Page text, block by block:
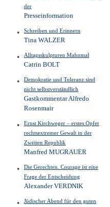
der
Presseinformation
Schreiben und Erinnern
Tina WALZER
Alltagsskulpturen Mahnmal
Catrin BOLT
Demokratie und Toleranz sind
nicht selbstverständlich
Gastkommentar Alfredo
Rosenmair
Ernst Kirchweger – erstes Opfer
rechtsextremer Gewalt in der
Zweiten Republik
Manfred MUGRAUER
Die Gerechten. Courage ist eine
Frage der Entscheidung
Alexander VERDNIK
Jüdischer Abend für den guten